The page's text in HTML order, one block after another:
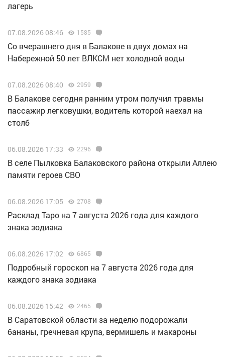
лагерь
07.08.2026 08:46 1585
Со вчерашнего дня в Балакове в двух домах на
Набережной 50 лет ВЛКСМ нет холодной воды
07.08.2026 08:40 2959
В Балакове сегодня ранним утром получил травмы
пассажир легковушки, водитель которой наехал на
столб
06.08.2026 17:33 2296
В селе Пылковка Балаковского района открыли Аллею
памяти героев СВО
06.08.2026 17:05 2708
Расклад Таро на 7 августа 2026 года для каждого
знака зодиака
06.08.2026 17:02 6865
Подробный гороскоп на 7 августа 2026 года для
каждого знака зодиака
06.08.2026 15:42 2465
В Саратовской области за неделю подорожали
бананы, гречневая крупа, вермишель и макароны